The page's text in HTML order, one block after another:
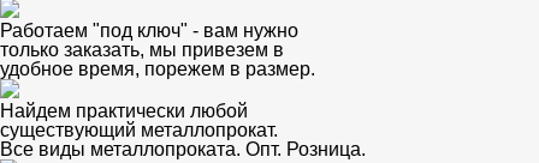
Работаем "под ключ" - вам нужно
только заказать, мы привезем в
удобное время, порежем в размер.
Найдем практически любой
существующий металлопрокат.
Все виды металлопроката. Опт. Розница.